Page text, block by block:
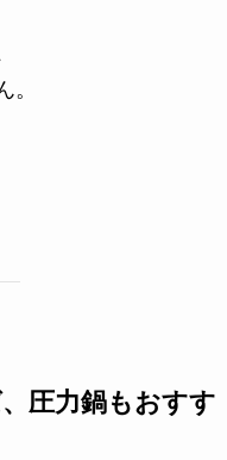
。
圧力鍋もおすす